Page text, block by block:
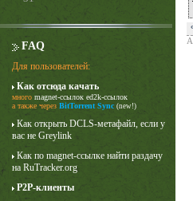
FAQ
Для пользователей:
Как отсюда качать
много magnet-ссылок ed2k-ссылок
а также через BitTorrent Sync (new!)
Как открыть DCLS-метафайл, если у
вас не Greylink
Как по magnet-ссылке найти раздачу
на RuTracker.org
P2P-клиенты